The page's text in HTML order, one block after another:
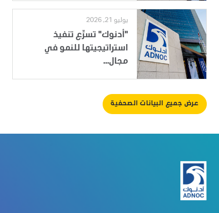
يوليو 21, 2026
"أدنوك" تسرِّع تنفيذ
استراتيجيتها للنمو في
مجال...
عرض جميع البيانات الصحفية